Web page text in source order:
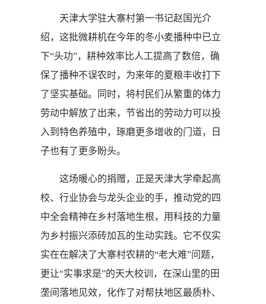
天津大学驻大寨村第一书记赵国光介
绍，这批微耕机在今年的冬小麦播种中已立
下“头功”，耕种效率比人工提高了数倍，确
保了播种不误农时，为来年的夏粮丰收打下
了坚实基础。同时，将村民们从繁重的体力
劳动中解放了出来，节省出的劳动力可以投
入到特色养殖中，琢磨更多增收的门道，日
子也有了更多盼头。
这场暖心的捐赠，正是天津大学牵起高
校、行业协会与龙头企业的手，推动党的四
中全会精神在乡村落地生根，用科技的力量
为乡村振兴添砖加瓦的生动实践。它不仅实
实在在解决了大寨村农耕的“老大难”问题，
更让“实事求是”的天大校训，在深山里的田
垄间落地见效，化作了对帮扶地区最质朴、